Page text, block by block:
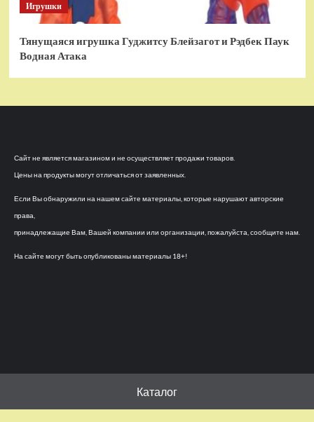
Игрушки
Тянущаяся игрушка Гуджитсу Блейзагот и Рэдбек Паук
Водная Атака
Сайт не является магазином и не осуществляет продажи товаров.
Цены на продукты могут отличаться от заявленных.
Если Вы обнаружили на нашем сайте материалы, которые нарушают авторские
права,
принадлежащие Вам, Вашей компании или организации, пожалуйста, сообщите нам.
На сайте могут быть опубликованы материалы 18+!
Каталог